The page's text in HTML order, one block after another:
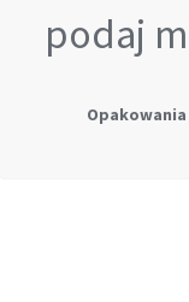
podaj